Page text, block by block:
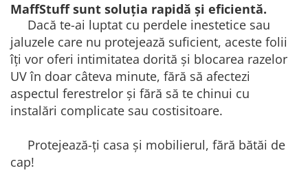
MaffStuff sunt soluția rapidă și eficientă.
Dacă te-ai luptat cu perdele inestetice sau
jaluzele care nu protejează suficient, aceste folii
îți vor oferi intimitatea dorită și blocarea razelor
UV în doar câteva minute, fără să afectezi
aspectul ferestrelor și fără să te chinui cu
instalări complicate sau costisitoare.
Protejează-ți casa și mobilierul, fără bătăi de
cap!